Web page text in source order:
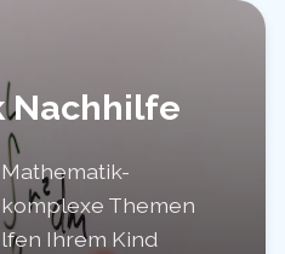
Nachhilfe
Themen
Ihrem Kind